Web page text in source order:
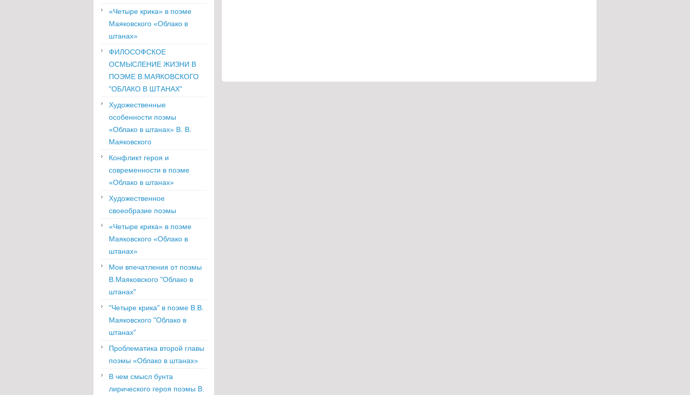
«Четыре крика» в поэме
Маяковского «Облако в
штанах»
ФИЛОСОФСКОЕ
ОСМЫСЛЕНИЕ ЖИЗНИ В
ПОЭМЕ В.МАЯКОВСКОГО
"ОБЛАКО В ШТАНАХ"
Художественные
особенности поэмы
«Облако в штанах» В. В.
Маяковского
Конфликт героя и
современности в поэме
«Облако в штанах»
Художественное
своеобразие поэмы
«Четыре крика» в поэме
Маяковского «Облако в
штанах»
Мои впечатления от поэмы
В.Маяковского "Облако в
штанах"
"Четыре крика" в поэме В.В.
Маяковского "Облако в
штанах"
Проблематика второй главы
поэмы «Облако в штанах»
В чем смысл бунта
лирического героя поэмы В.